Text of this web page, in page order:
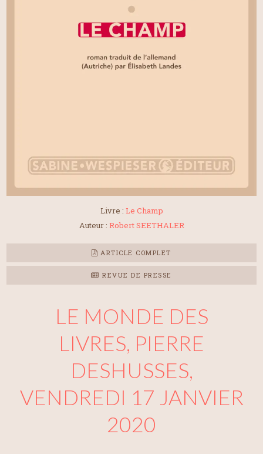
Livre : Le Champ
Auteur : Robert SEETHALER
ARTICLE COMPLET
REVUE DE PRESSE
LE MONDE DES
LIVRES, PIERRE
DESHUSSES,
VENDREDI 17 JANVIER
2020